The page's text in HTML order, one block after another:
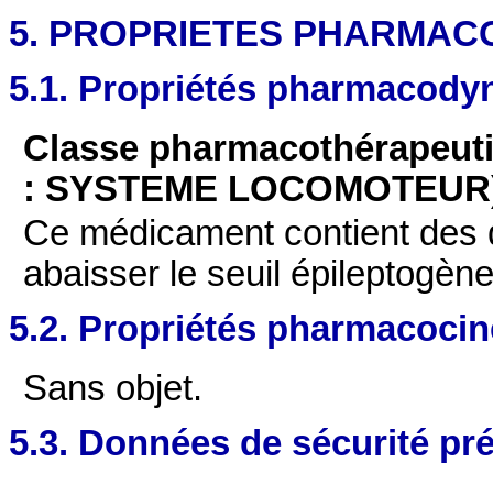
5. PROPRIETES
5.1. Propriétés
Classe
: SYSTEME
Ce médicament contient
abaisser le seuil
5.2. Propriétés
Sans objet.
5.3. Données de sécurité